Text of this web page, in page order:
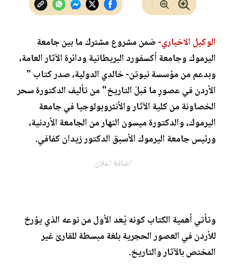
الوكيل الاخباري-ضمن مشروع مشترك ما بين جامعة
اليرموك وجامعة أكسفورد البريطانية ودائرة الآثار العامة،
وبدعم من مؤسسة نيوتن- خالدي الدولية، صدر كتاب "
الأردن في عصورِ ما قبلَ التاريخ" من تأليف الدكتورة سحر
الخصاونة من كلية الآثار والأنثروبولوجيا في جامعة
اليرموك، والدكتورة ميسون النهار من الجامعة الأردنية،
ورئيس جامعة اليرموك الأسبق الدكتور زيدان كفافي.
اضافة اعلان
وتأتي أهمية الكتاب كونه يُعد الأول من نوعه الذي يؤرخ
للأردن في العصور الحجرية بلغة مبسطة للقارئ غير
المختص بالآثار والتاريخ.